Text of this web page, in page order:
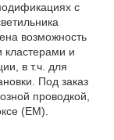
с
возможность
кластерами и
в т.ч. для
Под заказ
проводкой,
(EM).